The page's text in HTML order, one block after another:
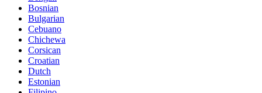
Bosnian
Bulgarian
Cebuano
Chichewa
Corsican
Croatian
Dutch
Estonian